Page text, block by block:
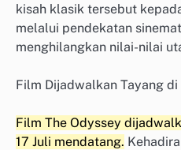
kisah klasik tersebut
melalui pendekatan
menghilangkan nilai-nilai
Film Dijadwalkan Tayang di
Film The Odyssey
17 Juli mendatang.